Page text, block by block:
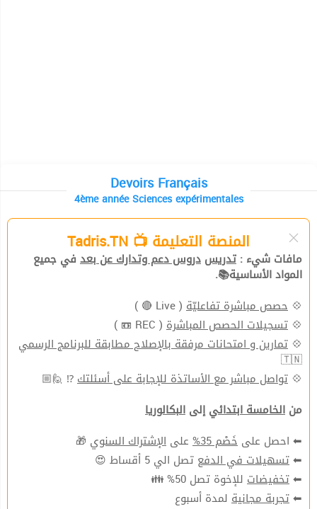
Devoirs Français
4ème année Sciences expérimentales
المنصة التعليمة 📺 Tadris.TN
مافات شيء : تدريس دروس دعم وتدارك عن بعد في جميع
المواد الأساسية📚.
💠 حصص مباشرة تفاعليّة ( Live 🔴 )
💠 تسجيلات الحصص المباشرة ( REC 📼 )
💠 تمارين و امتحانات مرفقة بالإصلاح مطابقة للبرنامج الرسمي
🇹🇳
💠 تواصل مباشر مع الأساتذة للإجابة على أسئلتك⁉ 🙋🏼
من الخامسة ابتدائي إلى البكالوريا
⬅ احصل على خَصْم 35% على الإشتراك السنوي 🎁
⬅تسهيلات في الدفع تصل الي 5 أقساط 😍
⬅تخفيضات للإخوة تصل 50% 👪
⬅تجربة مجانية لمدة أسبوع